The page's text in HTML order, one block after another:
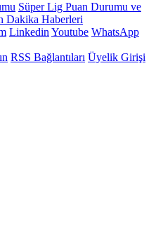
Süper Lig Puan Durumu ve
Dakika Haberleri
Linkedin Youtube WhatsApp
RSS Bağlantıları Üyelik Girişi